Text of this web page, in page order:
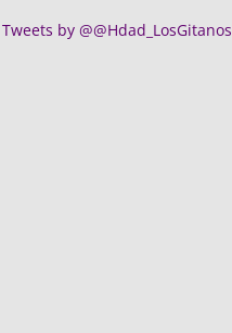
Tweets by @@Hdad_LosGitanos